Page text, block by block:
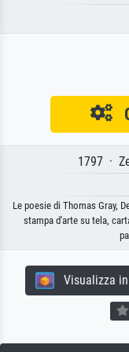
1797 ·
Le poesie di Thomas Gray,
stampa d'arte su tela,
Visualizza in